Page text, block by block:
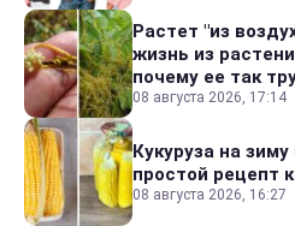
Растет "из
жизнь из
почему ее так
08 августа 2026, 17:14
Кукуруза на
простой рецепт
08 августа 2026, 16:27